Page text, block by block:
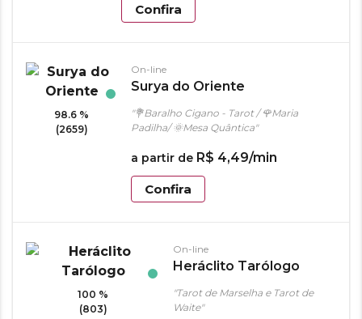
Confira
98.6 %
(2659)
On-line
Surya do Oriente
"💐Baralho Cigano - Tarot / 🌹Maria
Padilha/ 🌞Mesa Quântica"
a partir de R$ 4,49/min
Confira
100 %
(803)
On-line
Heráclito Tarólogo
"Tarot de Marselha e Tarot de
Waite"